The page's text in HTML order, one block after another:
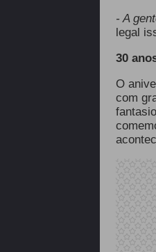
- A
legal
30
O
com